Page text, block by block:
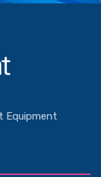
Equipment